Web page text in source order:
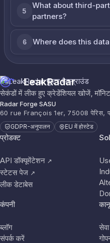
5
What about third-
partners?
6 Where does this
LeakRadar
सेकंडों में लीक हुए क्रेडेंशियल खोजें,
Radar Forge SASU
60 rue François 1er, 75008 पेरिस,
GDPR-अनुपालन EU में होस्टेड
प्रोडक्ट
API डॉक्यूमेंटेशन ↗
स्टेटस पेज ↗
लीक डेटाबेस
कंपनी
ब्लॉग
संपर्क करें